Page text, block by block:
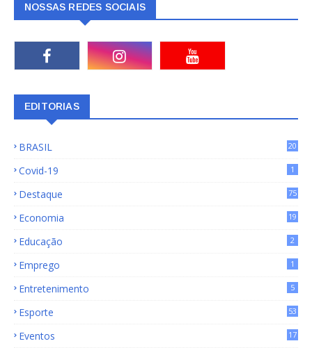
NOSSAS REDES SOCIAIS
EDITORIAS
BRASIL
20
Covid-19 1
Destaque
75
Economia
19
Educação 2
Emprego 1
Entretenimento 5
Esporte 53
Eventos 17